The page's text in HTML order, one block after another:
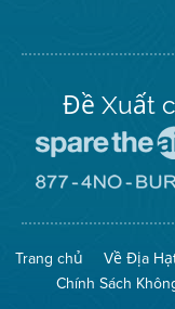
Đề Xuất
Trang chủ Về Địa
Chính Sách